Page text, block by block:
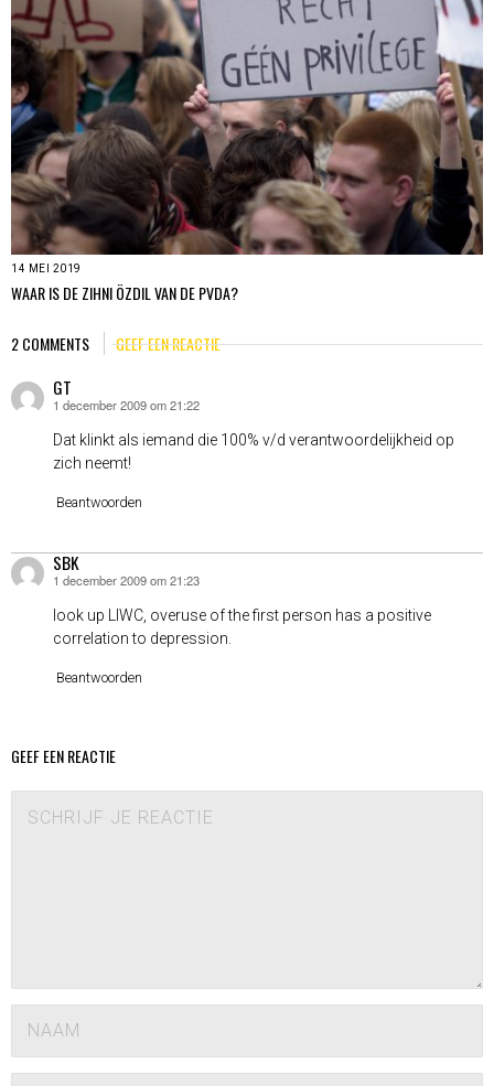
14 MEI 2019
WAAR IS DE ZIHNI ÖZDIL VAN DE PVDA?
2 COMMENTS GEEF EEN REACTIE
GT
schreef:
1 december 2009 om 21:22
Dat klinkt als iemand die 100% v/d verantwoordelijkheid op
zich neemt!
Beantwoorden
SBK
schreef:
1 december 2009 om 21:23
look up LIWC, overuse of the first person has a positive
correlation to depression.
Beantwoorden
GEEF EEN REACTIE